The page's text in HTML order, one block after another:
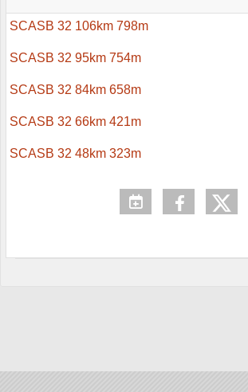
SCASB 32 106km 798m
SCASB 32 95km 754m
SCASB 32 84km 658m
SCASB 32 66km 421m
SCASB 32 48km 323m